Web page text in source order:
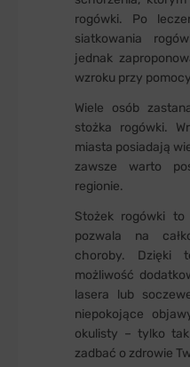
rogówki. Po
siatkowania
jednak
wzroku przy
Wiele osób
stożka rogówki.
miasta posiadają
zawsze warto
regionie.
Stożek rogówki
pozwala na
choroby. Dzięki
możliwość
lasera lub
niepokojące
okulisty – tylko
zadbać o zdrowie